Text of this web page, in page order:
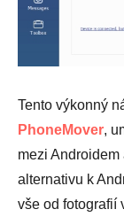
Tento výkonný
PhoneMover,
mezi
alternativu k
vše od fotografií